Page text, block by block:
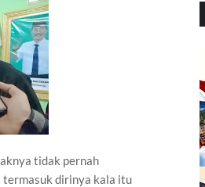
tidak pernah
termasuk dirinya kala itu